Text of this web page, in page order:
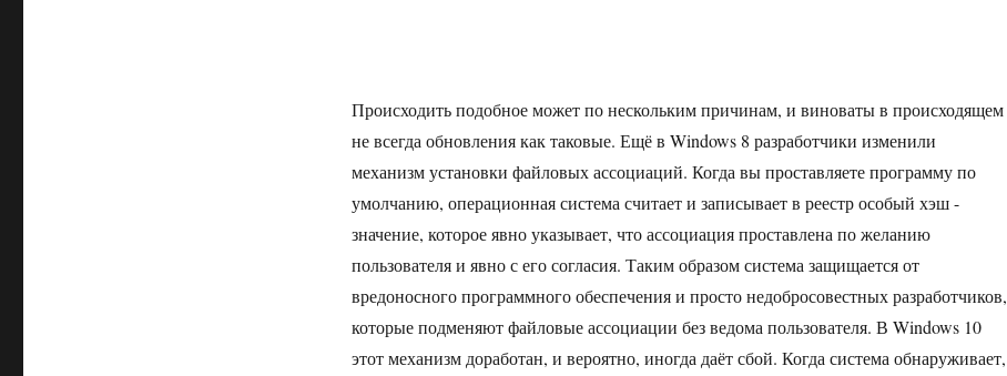
Происходить подобное может по нескольким причинам, и виноваты в происходящем
не всегда обновления как таковые. Ещё в Windows 8 разработчики изменили
механизм установки файловых ассоциаций. Когда вы проставляете программу по
умолчанию, операционная система считает и записывает в реестр особый хэш -
значение, которое явно указывает, что ассоциация проставлена по желанию
пользователя и явно с его согласия. Таким образом система защищается от
вредоносного программного обеспечения и просто недобросовестных разработчиков,
которые подменяют файловые ассоциации без ведома пользователя. В Windows 10
этот механизм доработан, и вероятно, иногда даёт сбой. Когда система обнаруживает,